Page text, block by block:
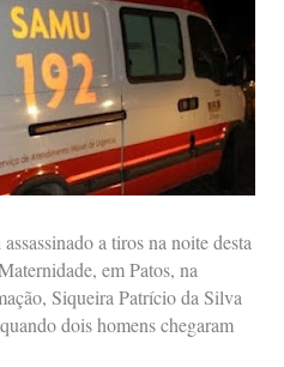
a tiros na noite desta
em Patos, na
Siqueira Patrício da Silva
dois homens chegaram